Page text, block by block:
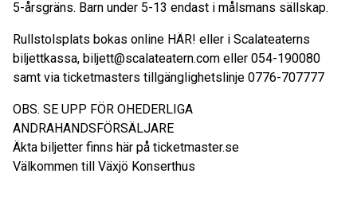
5-årsgräns. Barn under 5-13 endast i målsmans sällskap.
Rullstolsplats bokas online HÄR! eller i Scalateaterns
biljettkassa, biljett@scalateatern.com eller 054-190080
samt via ticketmasters tillgänglighetslinje 0776-707777
OBS. SE UPP FÖR OHEDERLIGA
ANDRAHANDSFÖRSÄLJARE
Äkta biljetter finns här på ticketmaster.se
Välkommen till Växjö Konserthus